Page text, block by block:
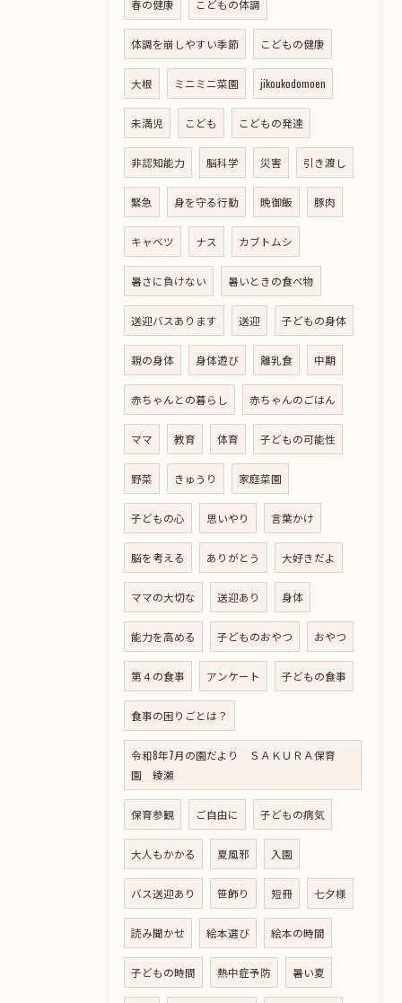
春の健康 こどもの体調
体調を崩しやすい季節 こどもの健康
大根 ミニミニ菜園 jikoukodomoen
未満児 こども こどもの発達
非認知能力 脳科学 災害 引き渡し
緊急 身を守る行動 晩御飯 豚肉
キャベツ ナス カブトムシ
暑さに負けない 暑いときの食べ物
送迎バスあります 送迎 子どもの身体
親の身体 身体遊び 離乳食 中期
赤ちゃんとの暮らし 赤ちゃんのごはん
ママ 教育 体育 子どもの可能性
野菜 きゅうり 家庭菜園
子どもの心 思いやり 言葉かけ
脳を考える ありがとう 大好きだよ
ママの大切な 送迎あり 身体
能力を高める 子どものおやつ おやつ
第４の食事 アンケート 子どもの食事
食事の困りごとは？
令和8年7月の園だより ＳＡＫＵＲＡ保育
園 綾瀬
保育参観 ご自由に 子どもの病気
大人もかかる 夏風邪 入園
バス送迎あり 笹飾り 短冊 七夕様
読み聞かせ 絵本選び 絵本の時間
子どもの時間 熱中症予防 暑い夏